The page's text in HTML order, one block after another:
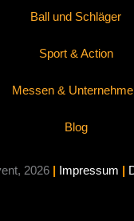
Ball und Schläger
Sport & Action
Messen &
Blog
2026 | Impressum |